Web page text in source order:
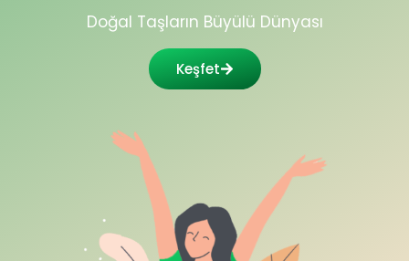
Doğal Taşların Büyülü Dünyası
Keşfet